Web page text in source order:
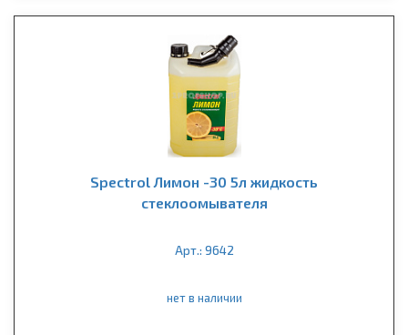
Spectrol Лимон -30 5л жидкость
стеклоомывателя
Арт.: 9642
нет в наличии